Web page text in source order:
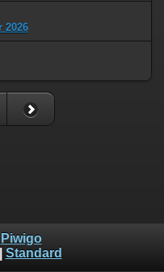
2026
Piwigo
Standard